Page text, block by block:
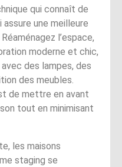
qui connaît de
une meilleure
l’espace,
moderne et chic,
des lampes, des
des meubles.
de mettre en avant
tout en minimisant
les maisons
staging se